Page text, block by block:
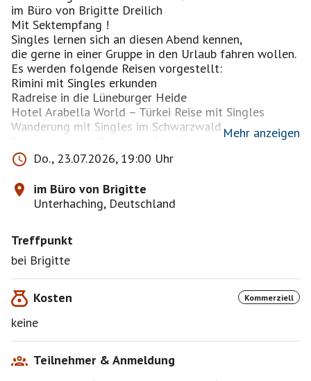
im Büro von Brigitte Dreilich
Mit Sektempfang !
Singles lernen sich an diesen Abend kennen,
die gerne in einer Gruppe in den Urlaub fahren wollen.
Es werden folgende Reisen vorgestellt:
Rimini mit Singles erkunden
Radreise in die Lüneburger Heide
Hotel Arabella World – Türkei Reise mit Singles
Wanderung mit Singles im Schwarzwald
Segelurlaub mit Singles auf Mallorca erleben
Gemeinsam Heilfasten nach Buchinger
Radreise mit Singles an der Elbeflorenz in Dresden
erkunden
Teneriffa mit Singles genie0en
Usbekistan : Die Magie der Seidenstraße mit Singles
Adventszauber in Dresden & Prag mit Singles erleben
Mehr anzeigen
Do., 23.07.2026, 19:00 Uhr
im Büro von Brigitte
Unterhaching, Deutschland
Treffpunkt
bei Brigitte
Kosten Kommerziell
keine
Teilnehmer & Anmeldung